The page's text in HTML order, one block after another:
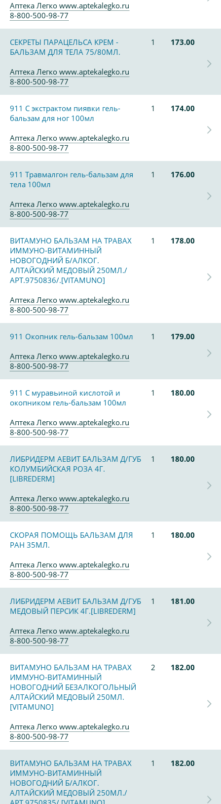
Аптека Легко www.aptekalegko.ru
8-800-500-98-77
СЕКРЕТЫ ПАРАЦЕЛЬСА КРЕМ -
БАЛЬЗАМ ДЛЯ ТЕЛА 75/80МЛ.
1 173.00
Аптека Легко www.aptekalegko.ru
8-800-500-98-77
911 С экстрактом пиявки гель-
бальзам для ног 100мл
1 174.00
Аптека Легко www.aptekalegko.ru
8-800-500-98-77
911 Травмалгон гель-бальзам для
тела 100мл
1 176.00
Аптека Легко www.aptekalegko.ru
8-800-500-98-77
ВИТАМУНО БАЛЬЗАМ НА ТРАВАХ
ИММУНО-ВИТАМИННЫЙ
НОВОГОДНИЙ Б/АЛКОГ.
АЛТАЙСКИЙ МЕДОВЫЙ 250МЛ./
АРТ.9750836/.[VITAMUNO]
1 178.00
Аптека Легко www.aptekalegko.ru
8-800-500-98-77
911 Окопник гель-бальзам 100мл 1
179.00
Аптека Легко www.aptekalegko.ru
8-800-500-98-77
911 С муравьиной кислотой и
окопником гель-бальзам 100мл
1 180.00
Аптека Легко www.aptekalegko.ru
8-800-500-98-77
ЛИБРИДЕРМ АЕВИТ БАЛЬЗАМ Д/ГУБ
КОЛУМБИЙСКАЯ РОЗА 4Г.
[LIBREDERM]
1 180.00
Аптека Легко www.aptekalegko.ru
8-800-500-98-77
СКОРАЯ ПОМОЩЬ БАЛЬЗАМ ДЛЯ
РАН 35МЛ.
1 180.00
Аптека Легко www.aptekalegko.ru
8-800-500-98-77
ЛИБРИДЕРМ АЕВИТ БАЛЬЗАМ Д/ГУБ
МЕДОВЫЙ ПЕРСИК 4Г.[LIBREDERM]
1 181.00
Аптека Легко www.aptekalegko.ru
8-800-500-98-77
ВИТАМУНО БАЛЬЗАМ НА ТРАВАХ
ИММУНО-ВИТАМИННЫЙ
НОВОГОДНИЙ БЕЗАЛКОГОЛЬНЫЙ
АЛТАЙСКИЙ МЕДОВЫЙ 250МЛ.
[VITAMUNO]
2 182.00
Аптека Легко www.aptekalegko.ru
8-800-500-98-77
ВИТАМУНО БАЛЬЗАМ НА ТРАВАХ
ИММУНО-ВИТАМИННЫЙ
НОВОГОДНИЙ Б/АЛКОГ.
АЛТАЙСКИЙ МЕДОВЫЙ 250МЛ./
1 182.00